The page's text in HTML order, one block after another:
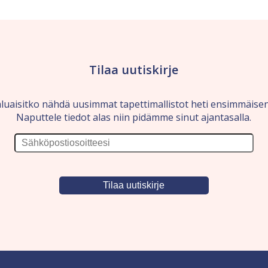
Tilaa uutiskirje
nähdä uusimmat tapettimallistot heti
Naputtele tiedot alas niin pidämme sinut ajantasalla.